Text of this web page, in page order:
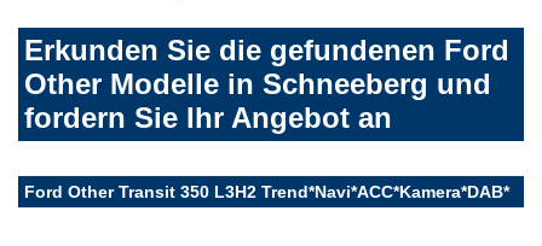
Erkunden Sie die gefundenen Ford
Other Modelle in Schneeberg und
fordern Sie Ihr Angebot an
Ford Other Transit 350 L3H2 Trend*Navi*ACC*Kamera*DAB*